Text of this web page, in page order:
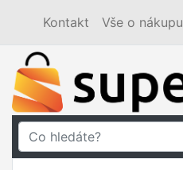
Kontakt Vše o nákupu